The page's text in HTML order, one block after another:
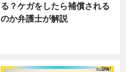
る？ケガをしたら補償される
のか弁護士が解説